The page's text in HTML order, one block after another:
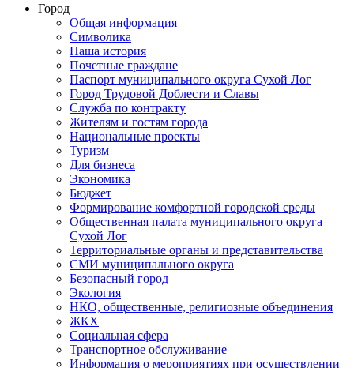
Город
Общая информация
Символика
Наша история
Почетные граждане
Паспорт муниципального округа Сухой Лог
Город Трудовой Доблести и Славы
Служба по контракту
Жителям и гостям города
Национальные проекты
Туризм
Для бизнеса
Экономика
Бюджет
Формирование комфортной городской среды
Общественная палата муниципального округа
Сухой Лог
Территориальные органы и представительства
СМИ муниципального округа
Безопасный город
Экология
НКО, общественные, религиозные объединения
ЖКХ
Социальная сфера
Транспортное обслуживание
Информация о мероприятиях при осуществлении